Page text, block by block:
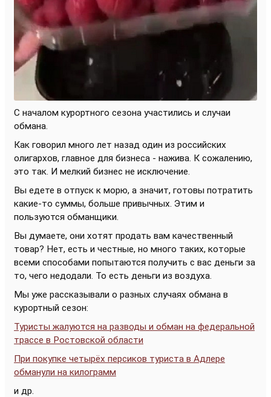
С началом курортного сезона участились и случаи
обмана.
Как говорил много лет назад один из российских
олигархов, главное для бизнеса - нажива. К сожалению,
это так. И мелкий бизнес не исключение.
Вы едете в отпуск к морю, а значит, готовы потратить
какие-то суммы, больше привычных. Этим и
пользуются обманщики.
Вы думаете, они хотят продать вам качественный
товар? Нет, есть и честные, но много таких, которые
всеми способами попытаются получить с вас деньги за
то, чего недодали. То есть деньги из воздуха.
Мы уже рассказывали о разных случаях обмана в
курортный сезон:
Туристы жалуются на разводы и обман на федеральной
трассе в Ростовской области
При покупке четырёх персиков туриста в Адлере
обманули на килограмм
и др.